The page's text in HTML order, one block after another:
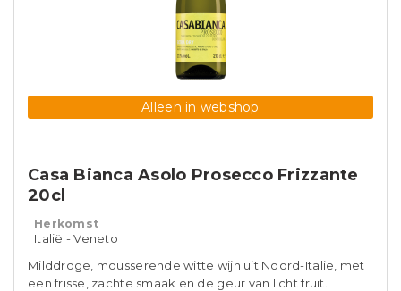
Alleen in webshop
Casa Bianca Asolo Prosecco Frizzante
20cl
Herkomst
Italië - Veneto
Milddroge, mousserende witte wijn uit Noord-Italië, met
een frisse, zachte smaak en de geur van licht fruit.